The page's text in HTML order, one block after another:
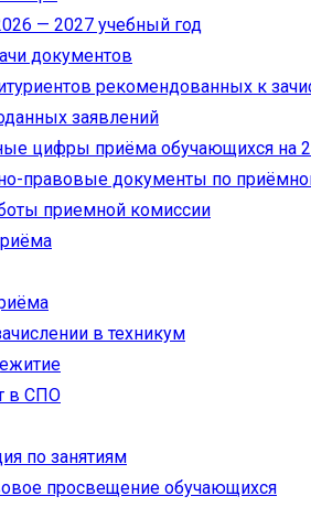
— 2027 учебный год
документов
рекомендованных к
заявлений
цифры приёма обучающихся на
правовые документы по
приемной комиссии
в техникум
в СПО
по занятиям
просвещение обучающихся